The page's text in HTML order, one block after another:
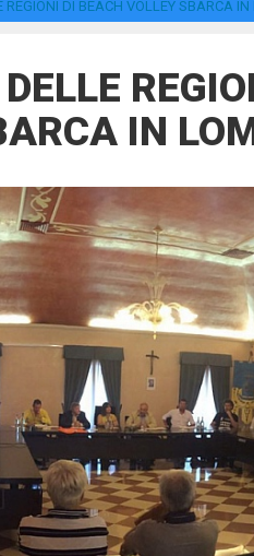
REGIONI DI BEACH VOLLEY SBARCA
IN